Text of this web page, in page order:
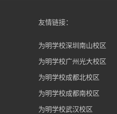
友情链接：
为明学校深圳南山校区
为明学校广州光大校区
为明学校成都北校区
为明学校成都南校区
为明学校武汉校区